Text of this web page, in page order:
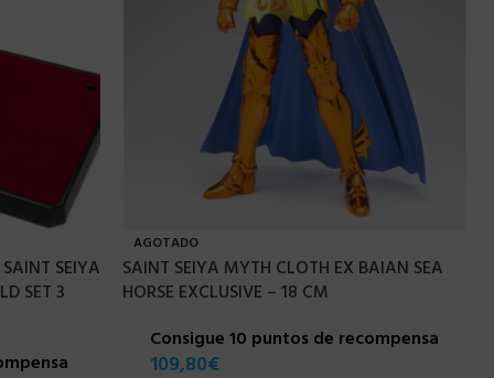
SEIYA
SET 3
AGOTADO
SAINT SEIYA MYTH CLOTH EX BAIAN SEA
HORSE EXCLUSIVE – 18 CM
Consigue 10 puntos de recompensa
109,80€